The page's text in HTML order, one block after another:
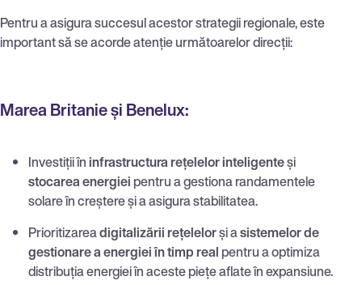
Pentru a asigura succesul acestor strategii regionale, este
important să se acorde atenție următoarelor direcții:
Marea Britanie și Benelux:
Investiții îninfrastructura rețelelor inteligenteși
stocarea energiei pentru a gestiona randamentele
solare în creștere și a asigura stabilitatea.
Prioritizareadigitalizării rețelelorși asistemelor de
gestionare a energiei în timp real pentru a optimiza
distribuția energiei în aceste piețe aflate în expansiune.